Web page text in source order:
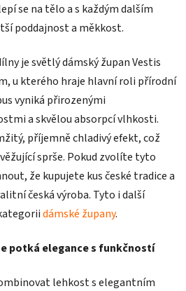
se na tělo a s každým dalším
poddajnost a měkkost.
je světlý dámský župan Vestis
u kterého hraje hlavní roli přírodní
vyniká přirozenými
a skvělou absorpcí vlhkosti.
příjemně chladivý efekt, což
sprše. Pokud zvolíte tyto
že kupujete kus české tradice a
česká výroba. Tyto i další
dámské župany.
potká elegance s funkčností
lehkost s elegantním